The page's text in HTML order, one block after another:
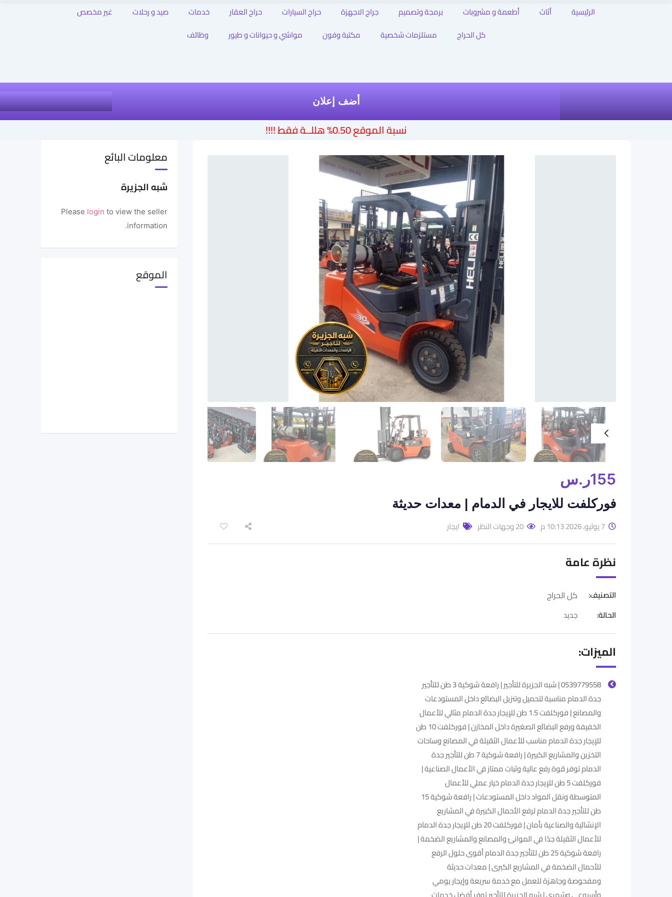
الرئيسية أثاث أطعمة و مشروبات برمجة وتصميم جراج الاجهزة حراج السيارات حراج العقار خدمات صيد و رحلات
غير مخصص
كل الحراج
مستلزمات شخصية مكتبة وفون مواشي و حيوانات و طيور وظائف
أضف إعلان
نسبة الموقع 0.50% هللــة فقط !!!!
155ر.س
فوركلفت للايجار في الدمام | معدات حديثة
7 يوليو، 2026 10:13 م 20 وجهات النظر ايجار
نظرة عامة
التصنيف: كل الحراج
الحالة: جديد
الميزات:
0539779558 | شبه الجزيرة للتأجير | رافعة شوكية 3 طن للتأجير
جدة الدمام مناسبة لتحميل وتنزيل البضائع داخل المستودعات
والمصانع | فوركلفت 1.5 طن للإيجار جدة الدمام مثالي للأعمال
الخفيفة ورفع البضائع الصغيرة داخل المخازن | فوركلفت 10 طن
للإيجار جدة الدمام مناسب للأعمال الثقيلة في المصانع وساحات
التخزين والمشاريع الكبيرة | رافعة شوكية 7 طن للتأجير جدة
الدمام توفر قوة رفع عالية وثبات ممتاز في الأعمال الصناعية |
فوركلفت 5 طن للإيجار جدة الدمام خيار عملي للأعمال
المتوسطة ونقل المواد داخل المستودعات | رافعة شوكية 15
طن للتأجير جدة الدمام لرفع الأحمال الكبيرة في المشاريع
الإنشائية والصناعية بأمان | فوركلفت 20 طن للإيجار جدة الدمام
للأعمال الثقيلة جدًا في الموانئ والمصانع والمشاريع الضخمة |
رافعة شوكية 25 طن للتأجير جدة الدمام أقوى حلول الرفع
للأحمال الضخمة في المشاريع الكبرى | معدات حديثة
ومفحوصة وجاهزة للعمل مع خدمة سريعة وإيجار يومي
معلومات البائع
شبه الجزيرة
Please login to view the seller
information.
الموقع